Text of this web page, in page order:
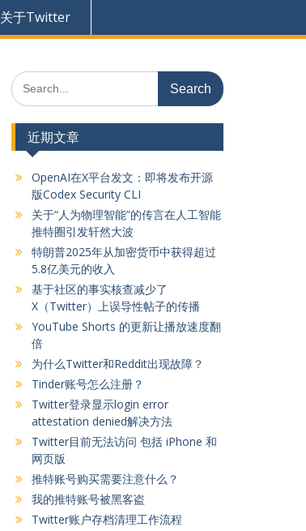
关于Twitter
Search
for:
近期文章
OpenAI在X平台发文：即将发布开源
版Codex Security CLI
关于“人为物理智能”的传言在人工智能
推特圈引发轩然大波
特朗普2025年从加密货币中获得超过
5.8亿美元的收入
基于社区的事实核查减少了
X（Twitter）上误导性帖子的传播
YouTube Shorts 的更新让播放速度翻
倍
为什么Twitter和Reddit出现故障？
Tinder账号怎么注册？
Twitter登录显示login error
attestation denied解决方法
Twitter目前无法访问 包括 iPhone 和
网页版
推特账号购买需要注意什么？
我的推特账号被黑客盗
Twitter账户存档清理工作流程